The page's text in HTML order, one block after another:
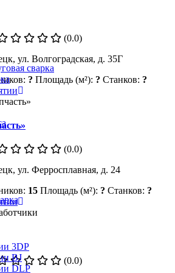
сварка
3DP
BJ
DLP
(0.0)
ул. Волгоградская, д. 35Г
? Площадь (м²): ? Станков: ?
(0.0)
ул. Ферросплавная, д. 24
15 Площадь (м²): ? Станков: ?
(0.0)